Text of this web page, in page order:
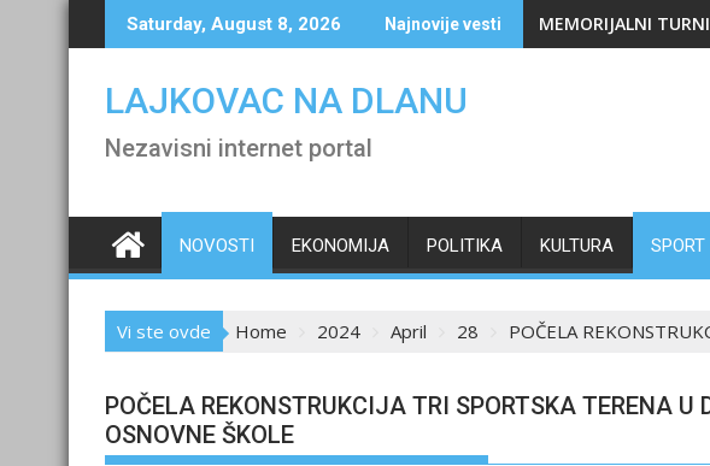
to
Saturday, August 8, 2026 Najnovije vesti MEMORIJALNI
LAJKOVAC NA DLANU
Nezavisni internet portal
NOVOSTI EKONOMIJA POLITIKA KULTURA SPORT
Vi ste ovde Home 2024 April 28 POČELA
POČELA REKONSTRUKCIJA TRI SPORTSKA TERENA U
OSNOVNE ŠKOLE